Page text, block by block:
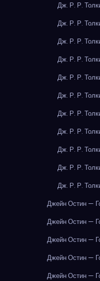
Дж. Р. Р.
Дж. Р. Р.
Дж. Р. Р.
Дж. Р. Р.
Дж. Р. Р.
Дж. Р. Р.
Дж. Р. Р.
Дж. Р. Р.
Дж. Р. Р.
Дж. Р. Р.
Дж. Р. Р.
Джейн Остин —
Джейн Остин —
Джейн Остин —
Джейн Остин —
Джейн Остин —